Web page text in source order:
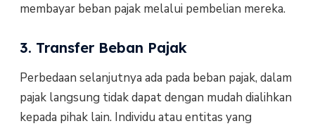
membayar beban pajak melalui pembelian mereka.
3. Transfer Beban Pajak
Perbedaan selanjutnya ada pada beban pajak, dalam
pajak langsung tidak dapat dengan mudah dialihkan
kepada pihak lain. Individu atau entitas yang